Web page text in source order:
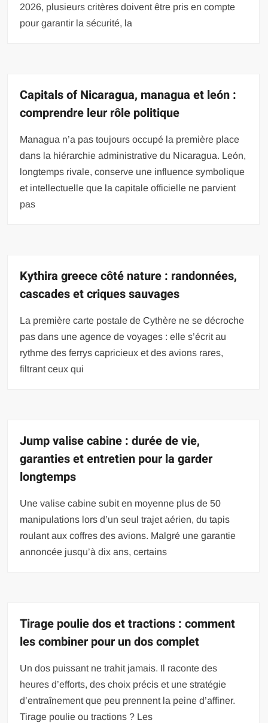
2026, plusieurs critères doivent être pris en compte
pour garantir la sécurité, la
Capitals of Nicaragua, managua et león :
comprendre leur rôle politique
Managua n’a pas toujours occupé la première place
dans la hiérarchie administrative du Nicaragua. León,
longtemps rivale, conserve une influence symbolique
et intellectuelle que la capitale officielle ne parvient
pas
Kythira greece côté nature : randonnées,
cascades et criques sauvages
La première carte postale de Cythère ne se décroche
pas dans une agence de voyages : elle s’écrit au
rythme des ferrys capricieux et des avions rares,
filtrant ceux qui
Jump valise cabine : durée de vie,
garanties et entretien pour la garder
longtemps
Une valise cabine subit en moyenne plus de 50
manipulations lors d’un seul trajet aérien, du tapis
roulant aux coffres des avions. Malgré une garantie
annoncée jusqu’à dix ans, certains
Tirage poulie dos et tractions : comment
les combiner pour un dos complet
Un dos puissant ne trahit jamais. Il raconte des
heures d’efforts, des choix précis et une stratégie
d’entraînement que peu prennent la peine d’affiner.
Tirage poulie ou tractions ? Les